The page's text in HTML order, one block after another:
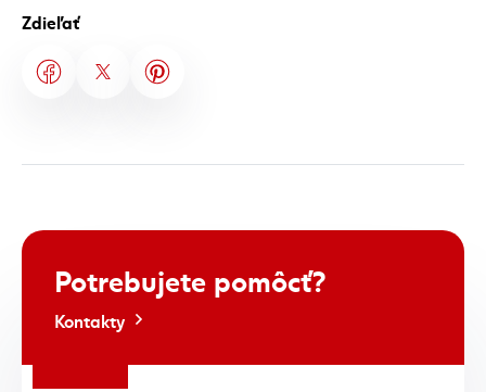
Zdieľať
Potrebujete pomôcť?
Kontakty